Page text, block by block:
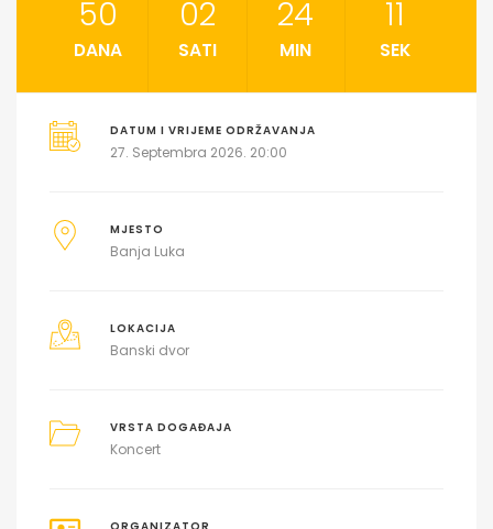
50
DANA
02
SATI
24
MIN
11
SEK
DATUM I VRIJEME ODRŽAVANJA
27. Septembra 2026. 20:00
MJESTO
Banja Luka
LOKACIJA
Banski dvor
VRSTA DOGAĐAJA
Koncert